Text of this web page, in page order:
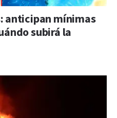
anticipan mínimas
subirá la